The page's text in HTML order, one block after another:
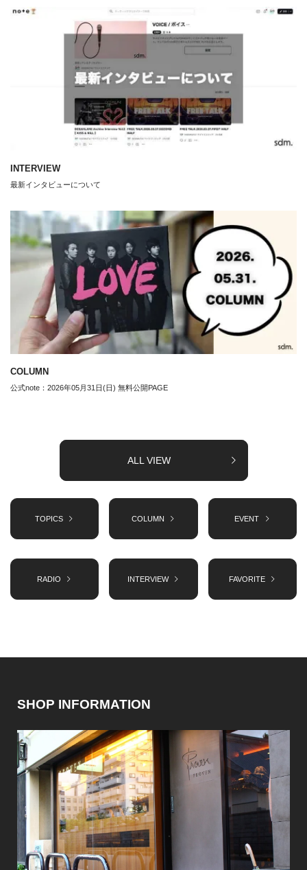
INTERVIEW
最新インタビューについて
COLUMN
公式note：2026年05月31日(日) 無料公開PAGE
ALL VIEW
TOPICS COLUMN EVENT
RADIO INTERVIEW FAVORITE
SHOP INFORMATION